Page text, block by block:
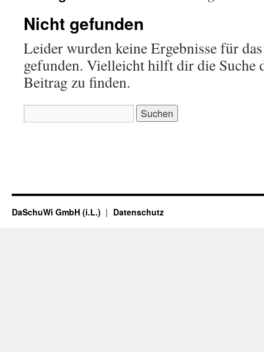
Nicht gefunden
Leider wurden keine Ergebnisse für
gefunden. Vielleicht hilft dir die Suche
Beitrag zu finden.
nach:
DaSchuWi GmbH (i.L.) Datenschutz